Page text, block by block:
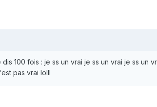
100 fois : je ss un vrai je ss un vrai je ss un
pas vrai lolll